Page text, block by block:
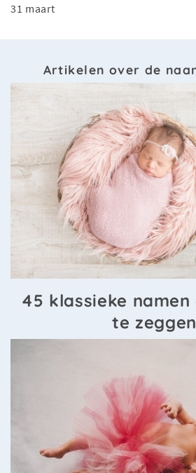
31 maart
Artikelen over de
45 klassieke
te